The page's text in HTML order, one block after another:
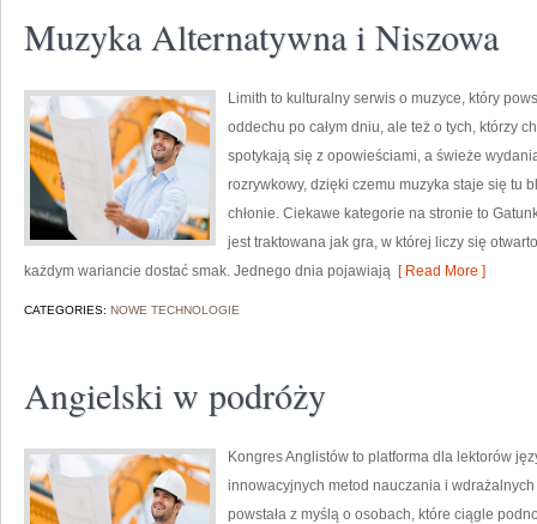
Muzyka Alternatywna i Niszowa
Limith to kulturalny serwis o muzyce, który
oddechu po całym dniu, ale też o tych, którzy
spotykają się z opowieściami, a świeże
rozrywkowy, dzięki czemu muzyka staje się tu
chłonie. Ciekawe kategorie na stronie to
jest traktowana jak gra, w której liczy się
każdym wariancie dostać smak. Jednego dnia pojawiają [ Read More ]
CATEGORIES: NOWE TECHNOLOGIE
Angielski w podróży
Kongres Anglistów to platforma dla lektorów
innowacyjnych metod nauczania i
powstała z myślą o osobach, które ciągle